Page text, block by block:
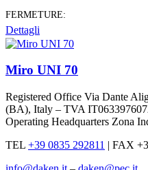
FERMETURE:
Dettagli
Miro UNI 70
Registered Office Via Dante
(BA), Italy – TVA
Operating Headquarters Zona
TEL +39 0835 292811 | FAX